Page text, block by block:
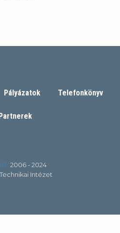
Pályázatok Telefonkönyv
2006 - 2024
Intézet